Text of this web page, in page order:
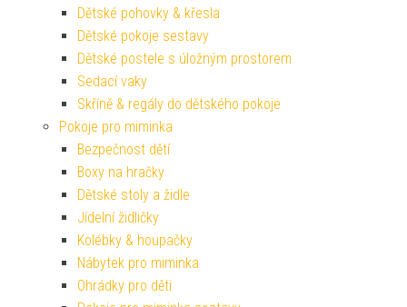
Dětské pohovky & křesla
Dětské pokoje sestavy
Dětské postele s úložným prostorem
Sedací vaky
Skříně & regály do dětského pokoje
Pokoje pro miminka
Bezpečnost dětí
Boxy na hračky
Dětské stoly a židle
Jídelní židličky
Kolébky & houpačky
Nábytek pro miminka
Ohrádky pro děti